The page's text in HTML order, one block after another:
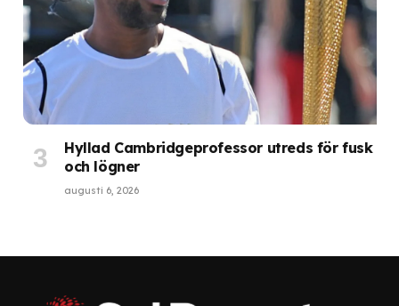
Hyllad Cambridgeprofessor utreds för fusk
och lögner
augusti 6, 2026